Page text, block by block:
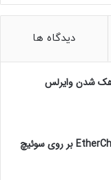
دیدگاه ها
هک شدن وایرلس
معرفی و پیکربندی EtherChannel بر روی سوئیچ